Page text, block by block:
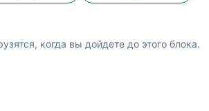
когда вы дойдете до этого блока.